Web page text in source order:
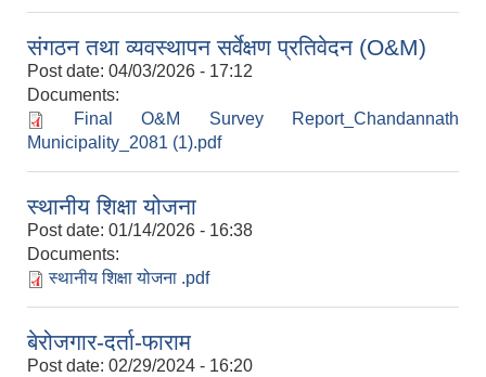
संगठन तथा व्यवस्थापन सर्वेक्षण प्रतिवेदन (O&M)
Post date: 04/03/2026 - 17:12
Documents:
Final O&M Survey Report_Chandannath
Municipality_2081 (1).pdf
स्थानीय शिक्षा योजना
Post date: 01/14/2026 - 16:38
Documents:
स्थानीय शिक्षा योजना .pdf
बेरोजगार-दर्ता-फाराम
Post date: 02/29/2024 - 16:20